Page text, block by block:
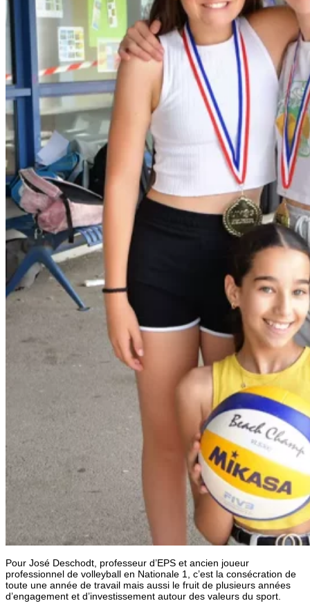
Pour José Deschodt, professeur d’EPS et ancien joueur
professionnel de volleyball en Nationale 1, c’est la consécration de
toute une année de travail mais aussi le fruit de plusieurs années
d’engagement et d’investissement autour des valeurs du sport.